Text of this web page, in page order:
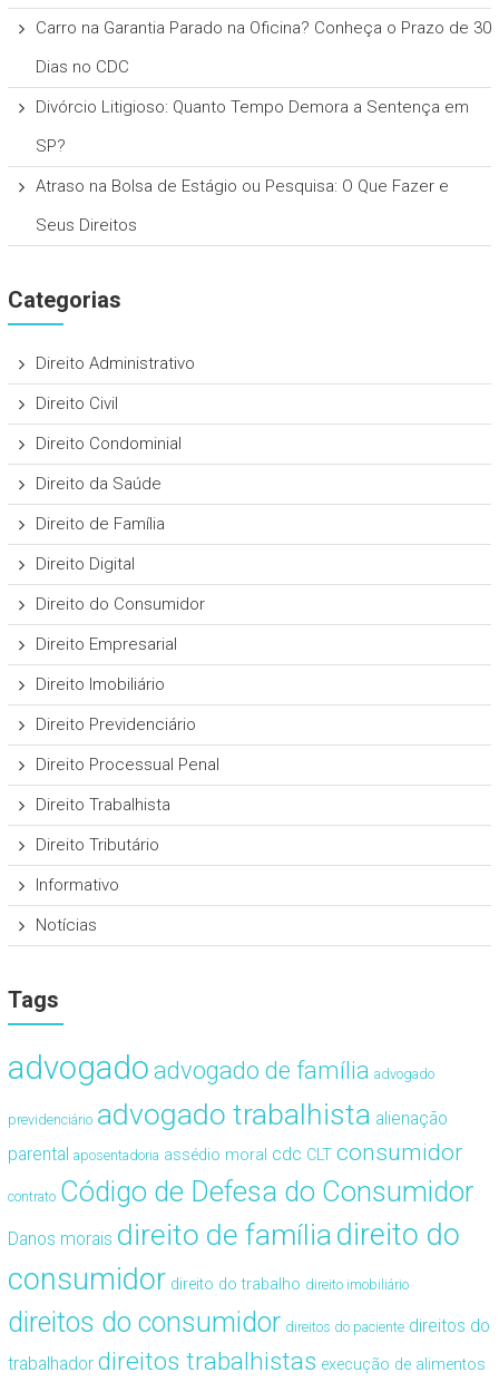
Carro na Garantia Parado na Oficina? Conheça o Prazo de 30
Dias no CDC
Divórcio Litigioso: Quanto Tempo Demora a Sentença em
SP?
Atraso na Bolsa de Estágio ou Pesquisa: O Que Fazer e
Seus Direitos
Categorias
Direito Administrativo
Direito Civil
Direito Condominial
Direito da Saúde
Direito de Família
Direito Digital
Direito do Consumidor
Direito Empresarial
Direito Imobiliário
Direito Previdenciário
Direito Processual Penal
Direito Trabalhista
Direito Tributário
Informativo
Notícias
Tags
advogado advogado de família advogado
previdenciário advogado trabalhista alienação
parental aposentadoria assédio moral cdc CLT consumidor
contrato Código de Defesa do Consumidor
Danos morais direito de famíliadireito do
consumidor direito do trabalho direito imobiliário
direitos do consumidor direitos do paciente direitos do
trabalhador direitos trabalhistas execução de alimentos